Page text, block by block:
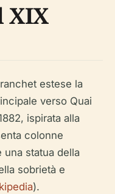
XIX
estese la
verso Quai
ispirata alla
colonne
statua della
sobrietà e
).